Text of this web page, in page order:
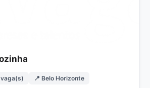
vaga(s) 📍 Belo Horizonte